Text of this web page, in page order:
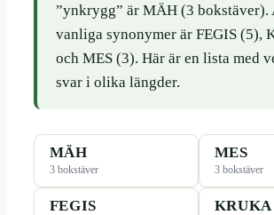
”ynkrygg” är MÄH (3 bokstäver).
vanliga synonymer är FEGIS (5),
och MES (3). Här är en lista med
svar i olika längder.
MÄH
3 bokstäver
MES
3 bokstäver
FEGIS KRUKA